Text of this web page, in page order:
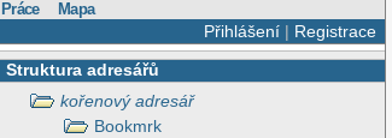
Práce Mapa
Přihlášení| Registrace
Struktura adresářů
kořenový adresář
Bookmrk